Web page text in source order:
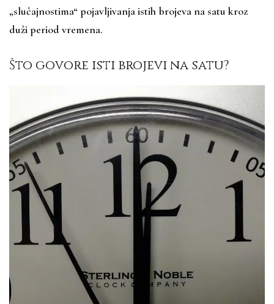
„slučajnostima“ pojavljivanja istih brojeva na satu kroz
duži period vremena.
Što govore isti brojevi na satu?